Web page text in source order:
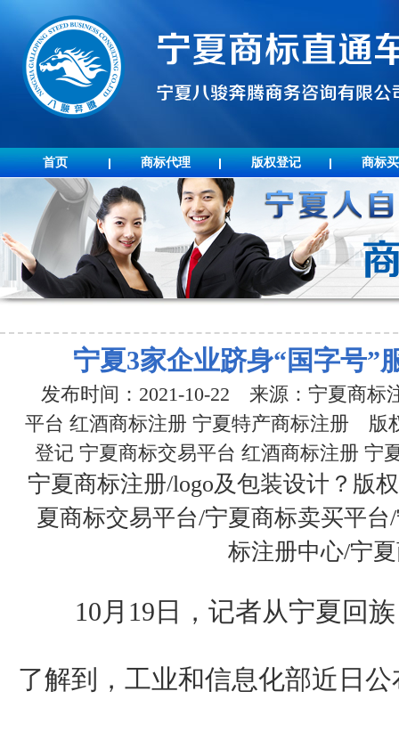
首页 商标代理 版权登记 商标
宁夏3家企业跻身“国字号”
发布时间：2021-10-22 来源：宁夏商标
平台 红酒商标注册 宁夏特产商标注册 版
登记 宁夏商标交易平台 红酒商标注册
宁夏商标注册/logo及包装设计？版
夏商标交易平台/宁夏商标卖买平
标注册中心/宁
10月19日，记者从宁夏回族
了解到，工业和信息化部近日